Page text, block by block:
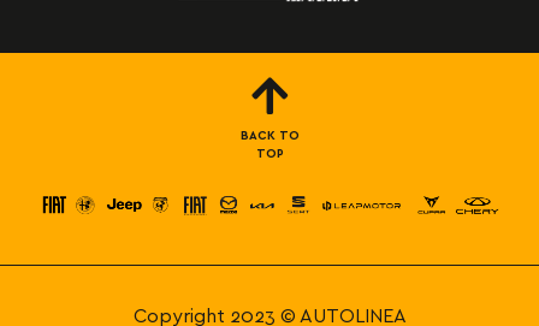
BACK TO
TOP
Copyright 2023 © AUTOLINEA